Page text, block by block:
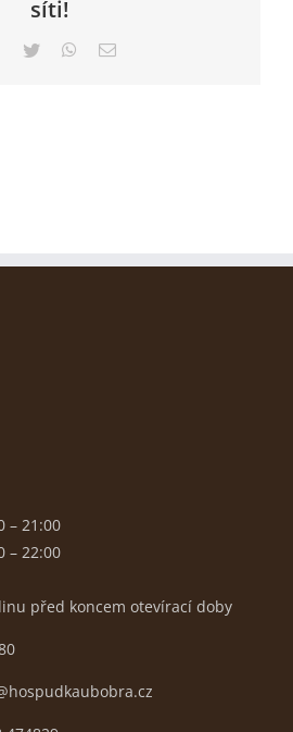
síti!
Facebook
Twitter WhatsApp
E-
– 21:00
– 22:00
před koncem otevírací doby